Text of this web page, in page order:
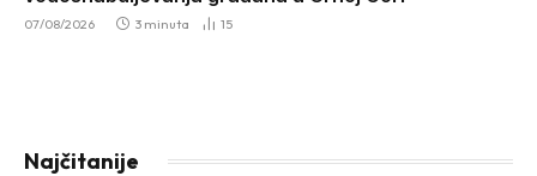
07/08/2026 3 minuta 15
Najčitanije